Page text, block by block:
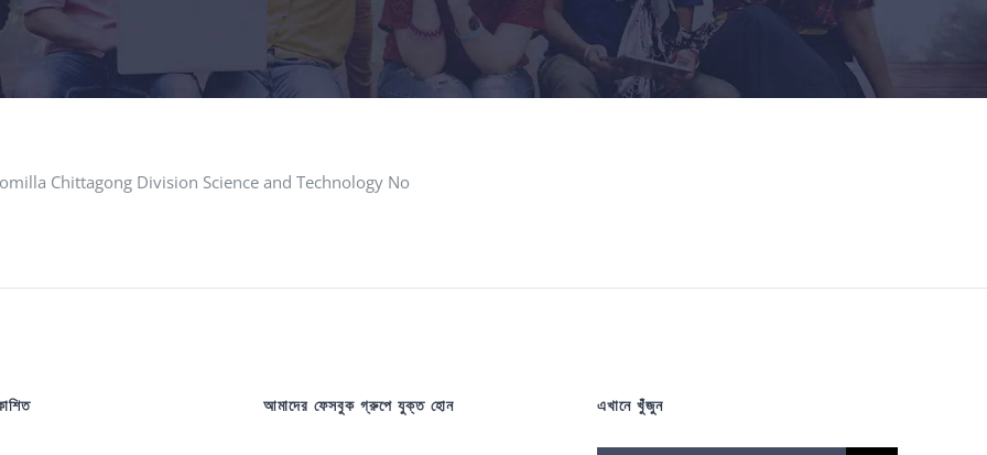
Chittagong Division Science and Technology No
আমাদের ফেসবুক গ্রুপে যুক্ত হোন এখানে খুঁজুন